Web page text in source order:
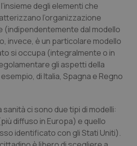
degli elementi che
l’organizzazione
(indipendentemente dal modello
invece, è un particolare modello
si occupa (integralmente o in
gli aspetti della
di Italia, Spagna e Regno
sanità ci sono due tipi di modelli:
diffuso in Europa) e quello
identificato con gli Stati Uniti).